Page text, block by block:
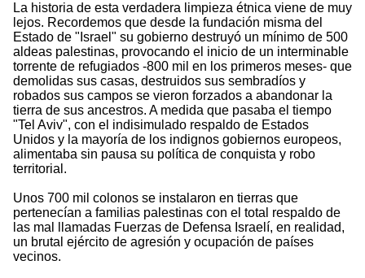
La historia de esta verdadera limpieza étnica viene de muy
lejos. Recordemos que desde la fundación misma del
Estado de "Israel" su gobierno destruyó un mínimo de 500
aldeas palestinas, provocando el inicio de un interminable
torrente de refugiados -800 mil en los primeros meses- que
demolidas sus casas, destruidos sus sembradíos y
robados sus campos se vieron forzados a abandonar la
tierra de sus ancestros. A medida que pasaba el tiempo
"Tel Aviv", con el indisimulado respaldo de Estados
Unidos y la mayoría de los indignos gobiernos europeos,
alimentaba sin pausa su política de conquista y robo
territorial.
Unos 700 mil colonos se instalaron en tierras que
pertenecían a familias palestinas con el total respaldo de
las mal llamadas Fuerzas de Defensa Israelí, en realidad,
un brutal ejército de agresión y ocupación de países
vecinos.